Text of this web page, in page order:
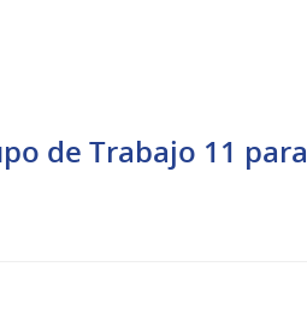
de Trabajo 11 para